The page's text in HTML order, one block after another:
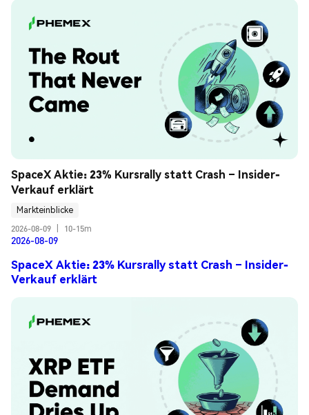
SpaceX Aktie: 23% Kursrally statt Crash – Insider-
Verkauf erklärt
Markteinblicke
2026-08-09
10-15m
2026-08-09
SpaceX Aktie: 23% Kursrally statt Crash – Insider-
Verkauf erklärt